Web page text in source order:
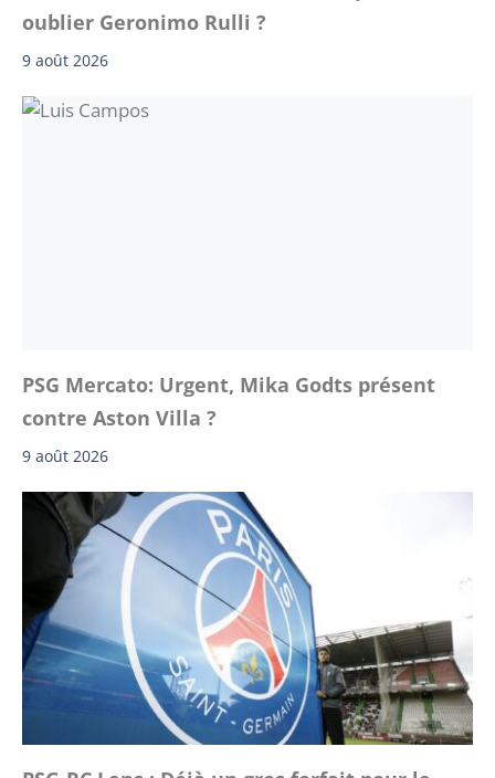
oublier Geronimo Rulli ?
9 août 2026
PSG Mercato: Urgent, Mika Godts présent
contre Aston Villa ?
9 août 2026